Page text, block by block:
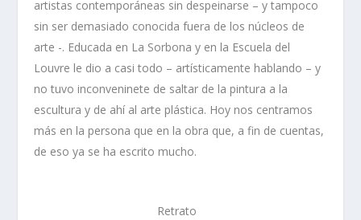
artistas contemporáneas sin despeinarse – y tampoco
sin ser demasiado conocida fuera de los núcleos de
arte -. Educada en La Sorbona y en la Escuela del
Louvre le dio a casi todo – artísticamente hablando – y
no tuvo inconveninete de saltar de la pintura a la
escultura y de ahí al arte plástica. Hoy nos centramos
más en la persona que en la obra que, a fin de cuentas,
de eso ya se ha escrito mucho.
Retrato